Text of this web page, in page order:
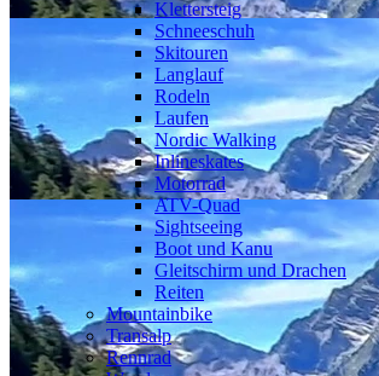
Klettersteig
Schneeschuh
Skitouren
Langlauf
Rodeln
Laufen
Nordic Walking
Inlineskates
Motorrad
ATV-Quad
Sightseeing
Boot und Kanu
Gleitschirm und Drachen
Reiten
Mountainbike
Transalp
Rennrad